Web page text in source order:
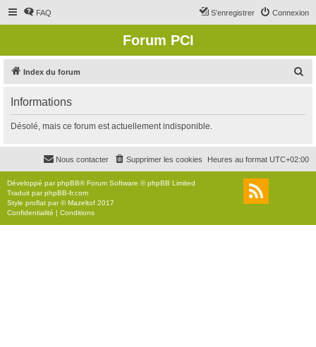
FAQ Connexion
S’enregistrer
Forum PCI
Index du forum
r
c
r
Informations
Désolé, mais ce forum est actuellement indisponible.
Heures au format UTC+02:00
Supprimer les cookies
Nous contacter
Développé parphpBB® Forum Software © phpBB Limited
Traduit parphpBB-fr.com
Style proflat par ©Mazeltof 2017
Confidentialité | Conditions